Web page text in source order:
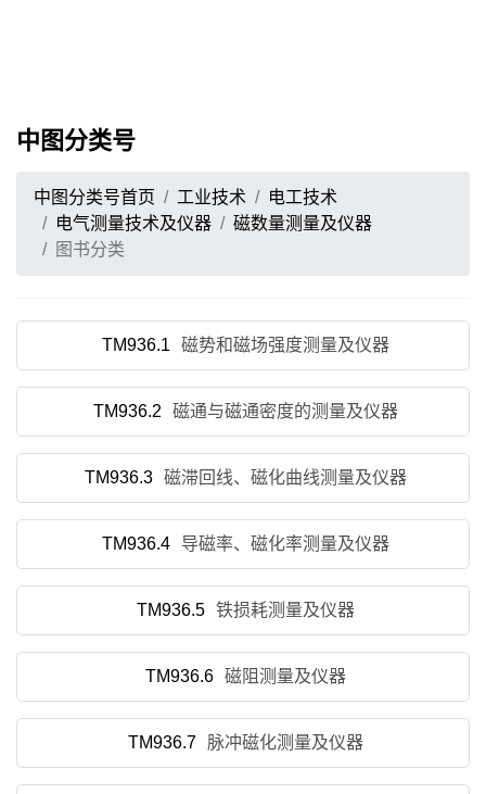
中图分类号
中图分类号首页 工业技术
电工技术
电气测量技术及仪器
磁数量测量及仪器
图书分类
TM936.1 磁势和磁场强度测量及仪器
TM936.2 磁通与磁通密度的测量及仪器
TM936.3 磁滞回线、磁化曲线测量及仪器
TM936.4 导磁率、磁化率测量及仪器
TM936.5 铁损耗测量及仪器
TM936.6 磁阻测量及仪器
TM936.7 脉冲磁化测量及仪器